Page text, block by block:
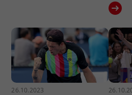
26.10.2023